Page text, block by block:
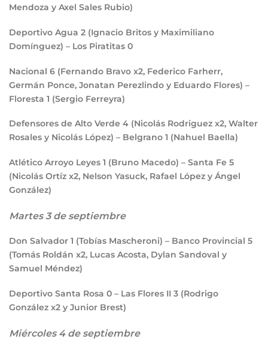
Mendoza y Axel Sales Rubio)
Deportivo Agua 2 (Ignacio Britos y Maximiliano
Domínguez) – Los Piratitas 0
Nacional 6 (Fernando Bravo x2, Federico Farherr,
Germán Ponce, Jonatan Perezlindo y Eduardo Flores) –
Floresta 1 (Sergio Ferreyra)
Defensores de Alto Verde 4 (Nicolás Rodriguez x2, Walter
Rosales y Nicolás López) – Belgrano 1 (Nahuel Baella)
Atlético Arroyo Leyes 1 (Bruno Macedo) – Santa Fe 5
(Nicolás Ortíz x2, Nelson Yasuck, Rafael López y Ángel
González)
Martes 3 de septiembre
Don Salvador 1 (Tobías Mascheroni) – Banco Provincial 5
(Tomás Roldán x2, Lucas Acosta, Dylan Sandoval y
Samuel Méndez)
Deportivo Santa Rosa 0 – Las Flores II 3 (Rodrigo
González x2 y Junior Brest)
Miércoles 4 de septiembre